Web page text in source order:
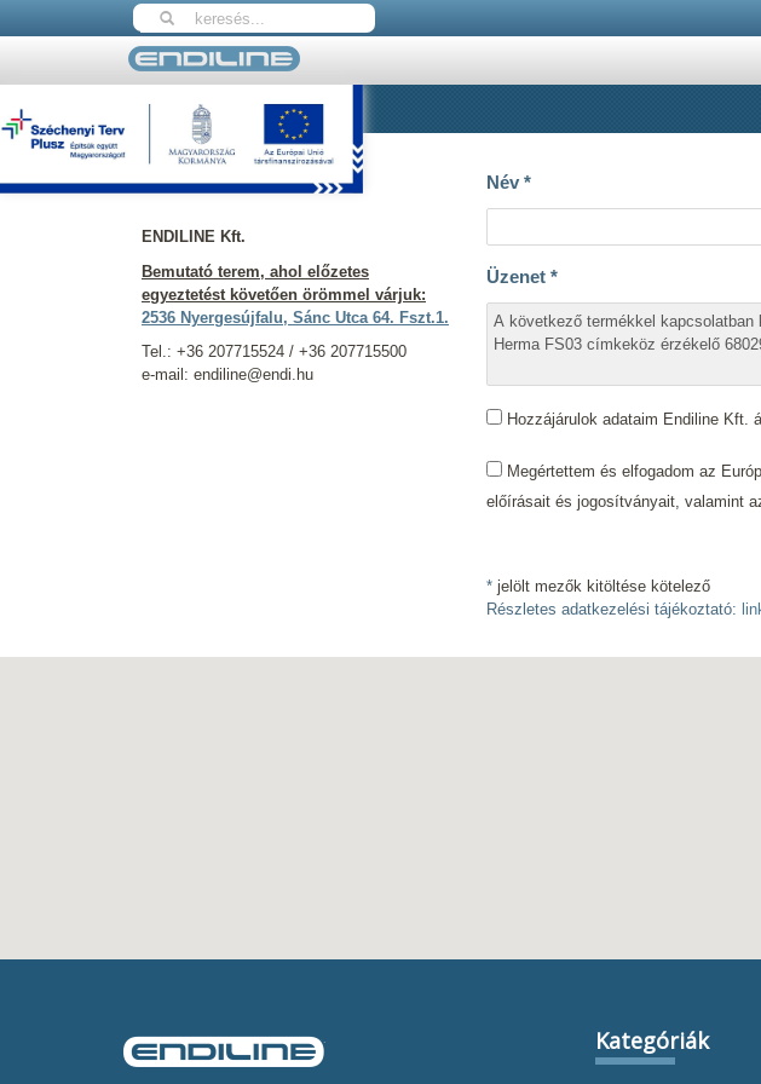
Nyitólap Kapcsolat
Elérhetőségeink
ENDILINE Kft.
Bemutató terem, ahol előzetes
egyeztetést követően örömmel várjuk:
2536 Nyergesújfalu, Sánc Utca 64. Fszt.1.
Tel.: +36 207715524 / +36 207715500
e-mail: endiline@endi.hu
Név *
Üzenet *
Hozzájárulok adataim Endiline Kft.
Megértettem és elfogadom az
előírásait és jogosítványait, valamint
* jelölt mezők kitöltése kötelező
Részletes adatkezelési tájékoztató:
Kategóriák